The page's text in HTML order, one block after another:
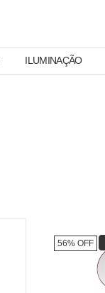
ILUMINAÇÃO
56% OFF